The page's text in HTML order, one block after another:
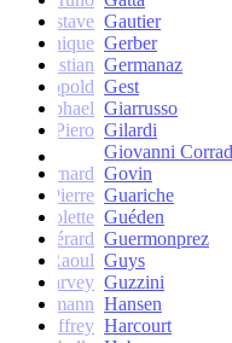
Gustave Gautier
Monique Gerber
Christian Germanaz
Léopold Gest
Raphael Giarrusso
Piero Gilardi
Giovanni
Bernard Govin
Pierre Guariche
Colette Guéden
Gérard Guermonprez
Raoul Guys
Harvey Guzzini
Lehmann Hansen
Geoffrey Harcourt